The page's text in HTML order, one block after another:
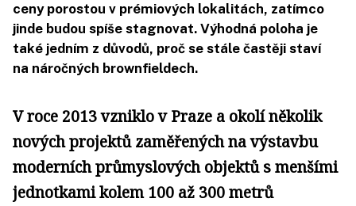
ceny porostou v prémiových lokalitách, zatímco
jinde budou spíše stagnovat. Výhodná poloha je
také jedním z důvodů, proč se stále častěji staví
na náročných brownfieldech.
V roce 2013 vzniklo v Praze a okolí několik
nových projektů zaměřených na výstavbu
moderních průmyslových objektů s menšími
jednotkami kolem 100 až 300 metrů